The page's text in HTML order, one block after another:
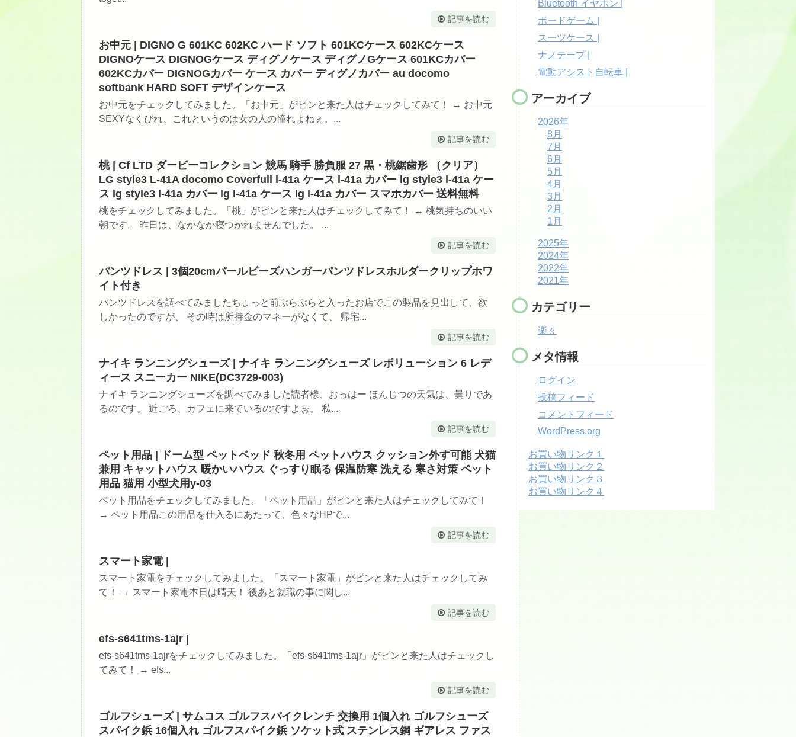
記事を読む
お中元 | DIGNO G 601KC 602KC ハード ソフト 601KCケース 602KCケース
DIGNOケース DIGNOGケース ディグノケース ディグノGケース 601KCカバー
602KCカバー DIGNOGカバー ケース カバー ディグノカバー au docomo
softbank HARD SOFT デザインケース
お中元をチェックしてみました。「お中元」がピンと来た人はチェックしてみて！ → お中元
SEXYなくびれ、これというのは女の人の憧れよねぇ。...
記事を読む
桃 | Cf LTD ダービーコレクション 競馬 騎手 勝負服 27 黒・桃鋸歯形 （クリア）
LG style3 L-41A docomo Coverfull l-41a ケース l-41a カバー lg style3 l-41a ケー
ス lg style3 l-41a カバー lg l-41a ケース lg l-41a カバー スマホカバー 送料無料
桃をチェックしてみました。「桃」がピンと来た人はチェックしてみて！ → 桃気持ちのいい
朝です。 昨日は、なかなか寝つかれませんでした。 ...
記事を読む
パンツドレス | 3個20cmパールビーズハンガーパンツドレスホルダークリップホワ
イト付き
パンツドレスを調べてみましたちょっと前ぶらぶらと入ったお店でこの製品を見出して、欲
しかったのですが、 その時は所持金のマネーがなくて、 帰宅...
記事を読む
ナイキ ランニングシューズ | ナイキ ランニングシューズ レボリューション 6 レデ
ィース スニーカー NIKE(DC3729-003)
ナイキ ランニングシューズを調べてみました読者様、おっはー ほんじつの天気は、曇りであ
るのです。 近ごろ、カフェに来ているのですよぉ。 私...
記事を読む
ペット用品 | ドーム型 ペットベッド 秋冬用 ペットハウス クッション外す可能 犬猫
兼用 キャットハウス 暖かいハウス ぐっすり眠る 保温防寒 洗える 寒さ対策 ペット
用品 猫用 小型犬用y-03
ペット用品をチェックしてみました。「ペット用品」がピンと来た人はチェックしてみて！
→ ペット用品この用品を仕入るにあたって、色々なHPで...
記事を読む
スマート家電 |
スマート家電をチェックしてみました。「スマート家電」がピンと来た人はチェックしてみ
て！ → スマート家電本日は晴天！ 後あと就職の事に関し...
記事を読む
efs-s641tms-1ajr |
efs-s641tms-1ajrをチェックしてみました。「efs-s641tms-1ajr」がピンと来た人はチェックし
てみて！ → efs...
記事を読む
ゴルフシューズ | サムコス ゴルフスパイクレンチ 交換用 1個入れ ゴルフシューズ
スパイク鋲 16個入れ ゴルフスパイク鋲 ソケット式 ステンレス鋼 ギアレス ファス
Bluetooth イヤホン |
ボードゲーム |
スーツケース |
ナノテープ |
電動アシスト自転車 |
アーカイブ
2026年
8月
7月
6月
5月
4月
3月
2月
1月
2025年
2024年
2022年
2021年
カテゴリー
楽々
メタ情報
ログイン
投稿フィード
コメントフィード
WordPress.org
お買い物リンク１
お買い物リンク２
お買い物リンク３
お買い物リンク４